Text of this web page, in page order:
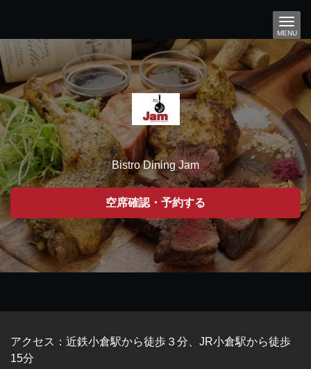
MENU
Bistro Dining Jam
空席確認・予約する
アクセス： 近鉄小倉駅から徒歩３分、JR小倉駅から徒歩
15分